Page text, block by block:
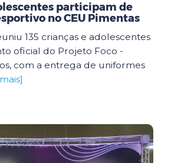
participam de
no CEU Pimentas
135 crianças e adolescentes
oficial do Projeto Foco -
com a entrega de uniformes